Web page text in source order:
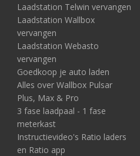
Laadstation Telwin vervangen
Laadstation Wallbox
vervangen
Laadstation Webasto
vervangen
Goedkoop je auto laden
Alles over Wallbox Pulsar
Plus, Max & Pro
3 fase laadpaal - 1 fase
meterkast
Instructievideo's Ratio laders
en Ratio app